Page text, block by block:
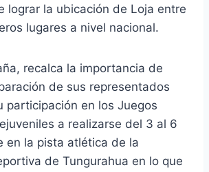
lograr la ubicación de Loja entre
lugares a nivel nacional.
recalca la importancia de
de sus representados
participación en los Juegos
a realizarse del 3 al 6
en la pista atlética de la
de Tungurahua en lo que